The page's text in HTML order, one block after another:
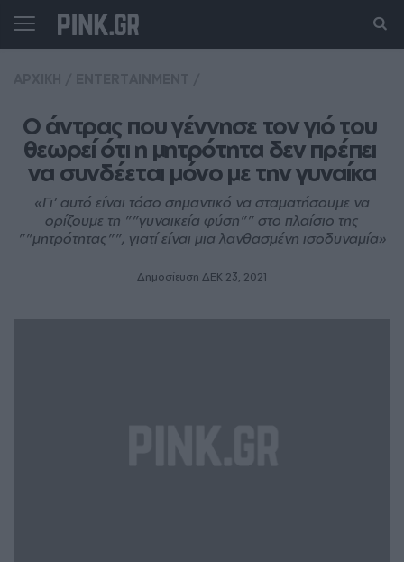
Ο άντρας που γέννησε τον γιό του
θεωρεί ότι η μητρότητα δεν πρέπει
να συνδέεται μόνο με την γυναίκα
«Γι’ αυτό είναι τόσο σημαντικό να σταματήσουμε να
ορίζουμε τη ""γυναικεία φύση"" στο πλαίσιο της
""μητρότητας"", γιατί είναι μια λανθασμένη ισοδυναμία»
Δημοσίευση ΔΕΚ 23, 2021